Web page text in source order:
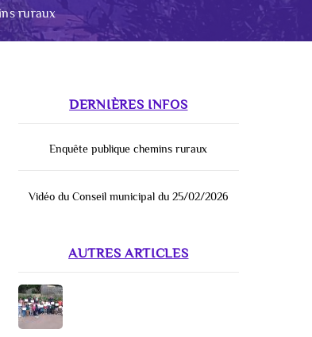
ruraux
DERNIÈRES INFOS
Enquête publique chemins ruraux
Vidéo du Conseil municipal du 25/02/2026
AUTRES ARTICLES